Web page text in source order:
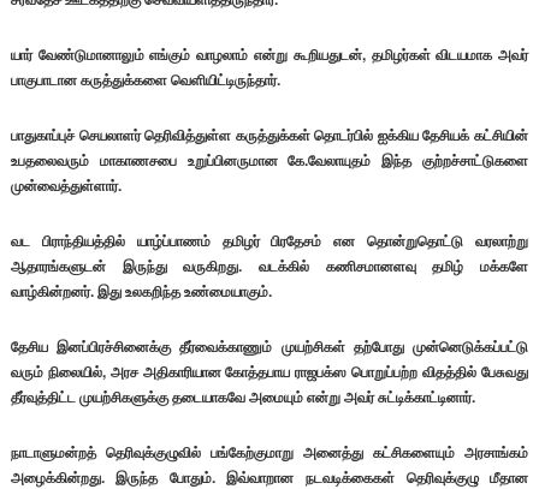
யார் வேண்டுமானாலும் எங்கும் வாழலாம் என்று கூறியதுடன், தமிழர்கள் விடயமாக அவர்
பாகுபாடான கருத்துக்களை வெளியிட்டிருந்தார்.
பாதுகாப்புச் செயலாளர் தெரிவித்துள்ள கருத்துக்கள் தொடர்பில் ஐக்கிய தேசியக் கட்சியின்
உபதலைவரும் மாகாணசபை உறுப்பினருமான கே.வேலாயுதம் இந்த குற்றச்சாட்டுகளை
முன்வைத்துள்ளார்.
வட பிராந்தியத்தில் யாழ்ப்பாணம் தமிழர் பிரதேசம் என தொன்றுதொட்டு வரலாற்று
ஆதாரங்களுடன் இருந்து வருகிறது. வடக்கில் கணிசமானளவு தமிழ் மக்களே
வாழ்கின்றனர். இது உலகறிந்த உண்மையாகும்.
தேசிய இனப்பிரச்சினைக்கு தீர்வைக்காணும் முயற்சிகள் தற்போது முன்னெடுக்கப்பட்டு
வரும் நிலையில், அரச அதிகாரியான கோத்தபாய ராஜபக்ஸ பொறுப்பற்ற விதத்தில் பேசுவது
தீர்வுத்திட்ட முயற்சிகளுக்கு தடையாகவே அமையும் என்று அவர் சுட்டிக்காட்டினார்.
நாடாளுமன்றத் தெரிவுக்குழுவில் பங்கேற்குமாறு அனைத்து கட்சிகளையும் அரசாங்கம்
அழைக்கின்றது. இருந்த போதும். இவ்வாறான நடவடிக்கைகள் தெரிவுக்குழு மீதான